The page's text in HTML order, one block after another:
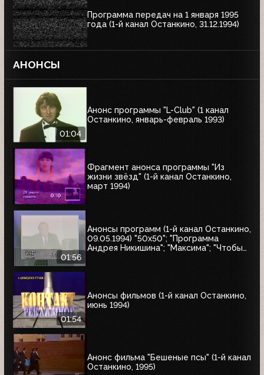
Программа передач на 1 января 1995
года (1-й канал Останкино, 31.12.1994)
АНОНСЫ
01:04
Анонс программы "L-Club" (1 канал
Останкино, январь-февраль 1993)
Фрагмент анонса программы "Из
жизни звёзд" (1-й канал Останкино,
март 1994)
01:56
Анонсы программ (1-й канал Останкино,
09.05.1994) "50x50"; "Программа
Андрея Никишина"; "Максима"; "Чтобы
01:54
Анонсы фильмов (1-й канал Останкино,
июнь 1994)
Анонс фильма "Бешеные псы" (1-й канал
Останкино, 1995)